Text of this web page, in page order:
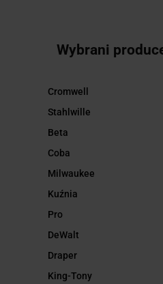
Wybrani
Cromwell
Stahlwille
Beta
Coba
Milwaukee
Kuźnia
Pro
DeWalt
Draper
King-Tony